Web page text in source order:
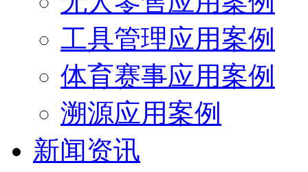
工具管理应用案例
体育赛事应用案例
溯源应用案例
新闻资讯